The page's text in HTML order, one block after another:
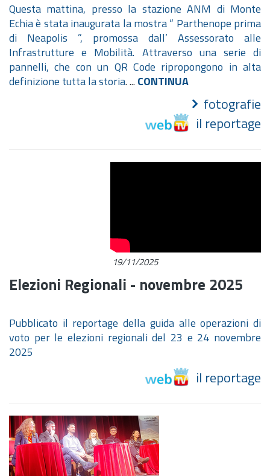
Questa mattina, presso la stazione ANM di Monte
Echia è stata inaugurata la mostra “ Parthenope prima
di Neapolis ”, promossa dall’ Assessorato alle
Infrastrutture e Mobilità. Attraverso una serie di
pannelli, che con un QR Code ripropongono in alta
definizione tutta la storia. ... CONTINUA
fotografie
il reportage
19/11/2025
Elezioni Regionali - novembre 2025
Pubblicato il reportage della guida alle operazioni di
voto per le elezioni regionali del 23 e 24 novembre
2025
il reportage